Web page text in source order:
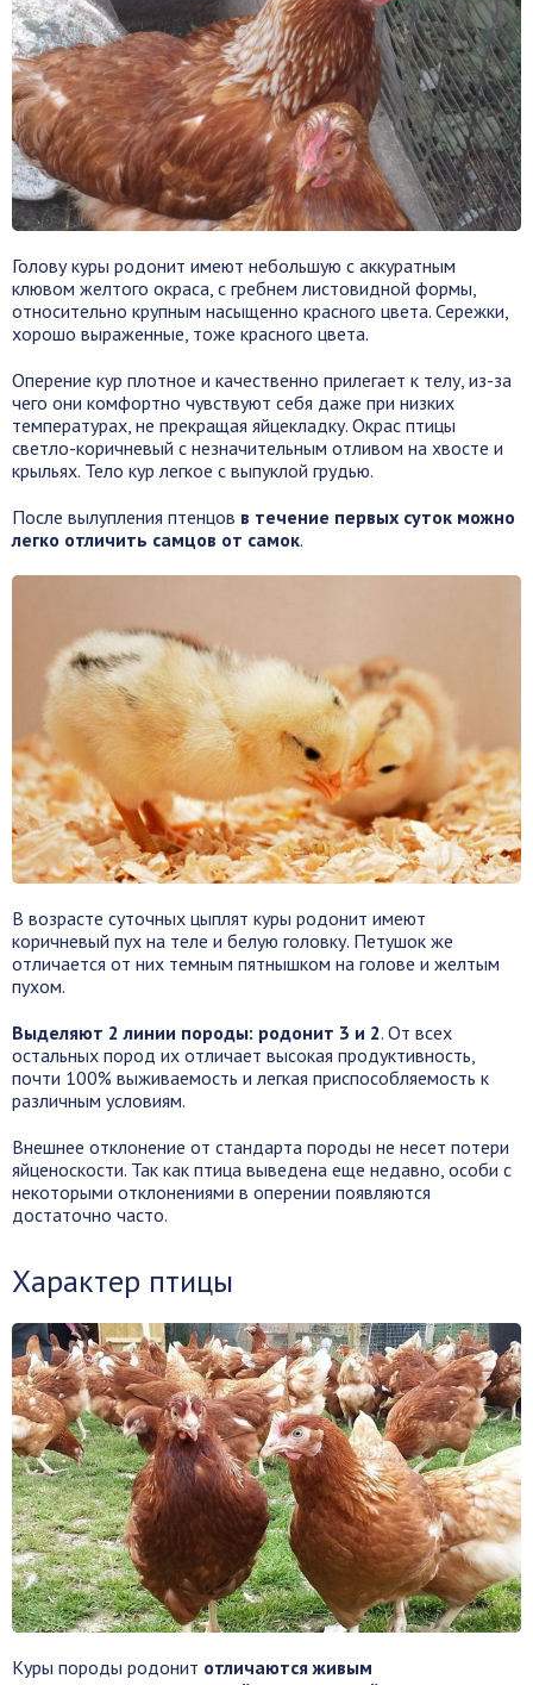
Голову куры родонит имеют небольшую с аккуратным
клювом желтого окраса, с гребнем листовидной формы,
относительно крупным насыщенно красного цвета. Сережки,
хорошо выраженные, тоже красного цвета.
Оперение кур плотное и качественно прилегает к телу, из-за
чего они комфортно чувствуют себя даже при низких
температурах, не прекращая яйцекладку. Окрас птицы
светло-коричневый с незначительным отливом на хвосте и
крыльях. Тело кур легкое с выпуклой грудью.
После вылупления птенцов в течение первых суток можно
легко отличить самцов от самок.
В возрасте суточных цыплят куры родонит имеют
коричневый пух на теле и белую головку. Петушок же
отличается от них темным пятнышком на голове и желтым
пухом.
Выделяют 2 линии породы: родонит 3 и 2. От всех
остальных пород их отличает высокая продуктивность,
почти 100% выживаемость и легкая приспособляемость к
различным условиям.
Внешнее отклонение от стандарта породы не несет потери
яйценоскости. Так как птица выведена еще недавно, особи с
некоторыми отклонениями в оперении появляются
достаточно часто.
Характер птицы
Куры породы родонит отличаются живым